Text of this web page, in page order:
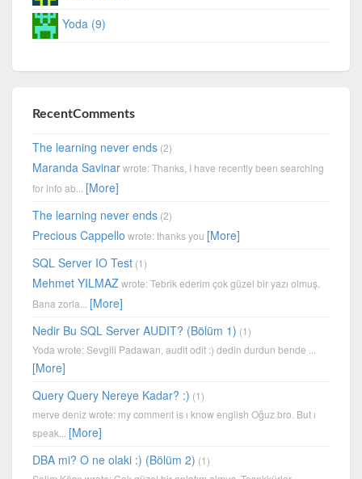
Yoda (9)
RecentComments
The learning never ends (2)
Maranda Savinarwrote: Thanks, I have recently been searching
for info ab... [More]
The learning never ends (2)
Precious Cappello wrote: thanks you [More]
SQL Server IO Test (1)
Mehmet YILMAZ wrote: Tebrik ederim çok güzel bir yazı olmuş.
Bana zorla... [More]
Nedir Bu SQL Server AUDIT? (Bölüm 1) (1)
Yoda wrote: Sevgili Padawan, audit odit :) dedin durdun bende ...
[More]
Query Query Nereye Kadar? :) (1)
merve deniz wrote: my comment is ı know english Oğuz bro. But ı
speak... [More]
DBA mi? O ne olaki :) (Bölüm 2) (1)